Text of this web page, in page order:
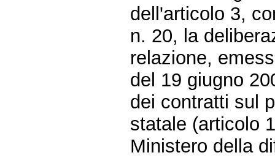
dell'articolo 3,
n. 20, la
relazione,
del 19 giugno
dei contratti sul
statale (articolo
Ministero della